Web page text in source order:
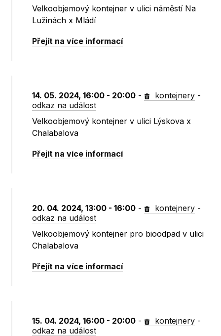
Velkoobjemový kontejner v ulici náměstí Na
Lužinách x Mládí
Přejít na více informací
14. 05. 2024, 16:00 - 20:00 - kontejnery -
odkaz na událost
Velkoobjemový kontejner v ulici Lýskova x
Chalabalova
Přejít na více informací
20. 04. 2024, 13:00 - 16:00 - kontejnery -
odkaz na událost
Velkoobjemový kontejner pro bioodpad v ulici
Chalabalova
Přejít na více informací
15. 04. 2024, 16:00 - 20:00 - kontejnery -
odkaz na událost